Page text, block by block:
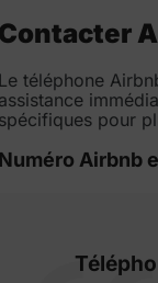
Contacter
Le téléphone
assistance
spécifiques pour
Numéro Airbnb